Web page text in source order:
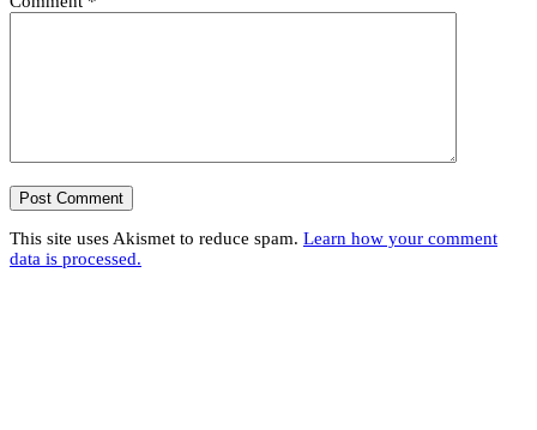
This site uses Akismet to reduce spam. Learn how your comment
data is processed.